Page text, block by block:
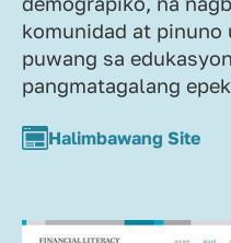
komunidad at pinuno
puwang sa
pangmatagalang
Halimbawang Site